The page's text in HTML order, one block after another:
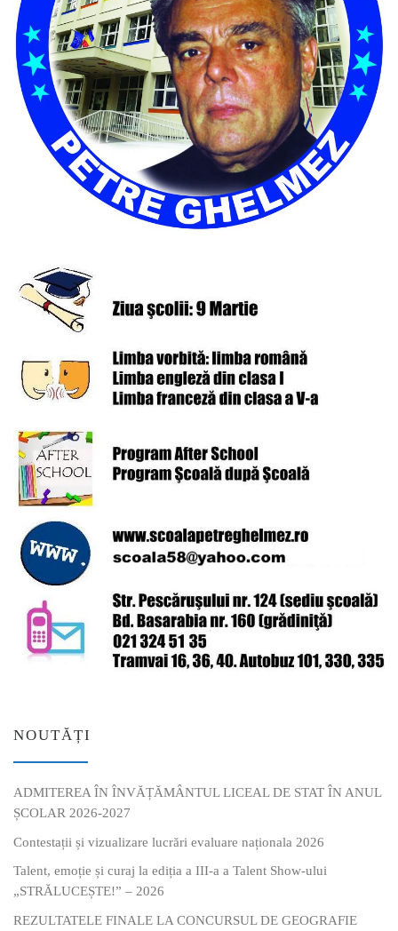
NOUTĂȚI
ADMITEREA ÎN ÎNVĂȚĂMÂNTUL LICEAL DE STAT ÎN ANUL
ȘCOLAR 2026-2027
Contestații și vizualizare lucrări evaluare naționala 2026
Talent, emoție și curaj la ediția a III-a a Talent Show-ului
„STRĂLUCEȘTE!” – 2026
REZULTATELE FINALE LA CONCURSUL DE GEOGRAFIE